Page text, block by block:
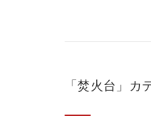
「焚火台」カ